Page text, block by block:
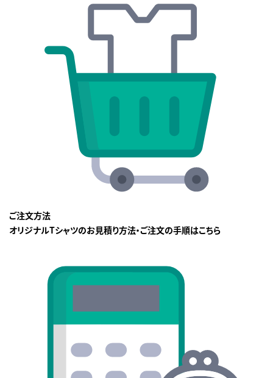
ご注文方法
オリジナルTシャツのお見積り方法・ご注文の手順はこちら